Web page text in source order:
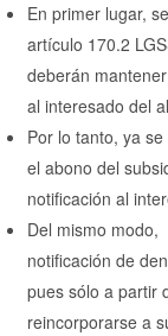
En primer lugar,
artículo 170.2
deberán
al interesado del
Por lo tanto, ya
el abono del
notificación al
Del mismo modo,
notificación de
pues sólo a partir
reincorporarse a